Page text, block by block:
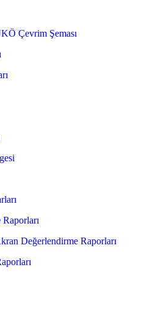
Çevrim Şeması
Değerlendirme Raporları